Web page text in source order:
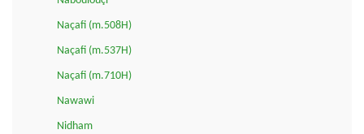
Naçafi (m.508H)
Naçafi (m.537H)
Naçafi (m.710H)
Nawawi
Nidham